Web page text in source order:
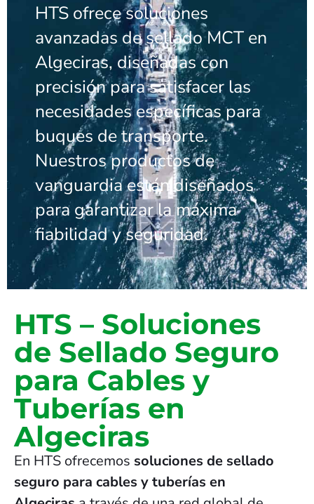
HTS ofrece soluciones
avanzadas de sellado MCT en
Algeciras, diseñadas con
precisión para satisfacer las
necesidades específicas para
buques de transporte.
Nuestros productos de
vanguardia están diseñados
para garantizar la máxima
fiabilidad y seguridad.
HTS – Soluciones
de Sellado Seguro
para Cables y
Tuberías en
Algeciras
En HTS ofrecemos soluciones de sellado
seguro para cables y tuberías en